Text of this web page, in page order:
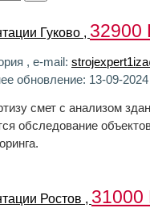
Гуково , 32900
, e-mail:
обновление: 13-09-2024
смет с анализом
обследование
Ростов , 31000